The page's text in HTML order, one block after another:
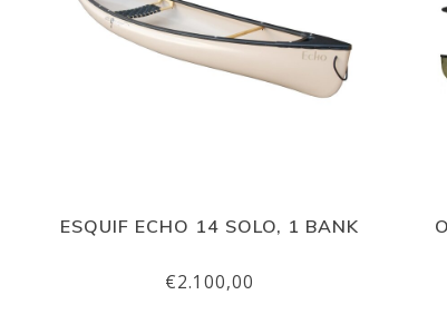
ESQUIF ECHO 14 SOLO, 1 BANK
€2.100,00